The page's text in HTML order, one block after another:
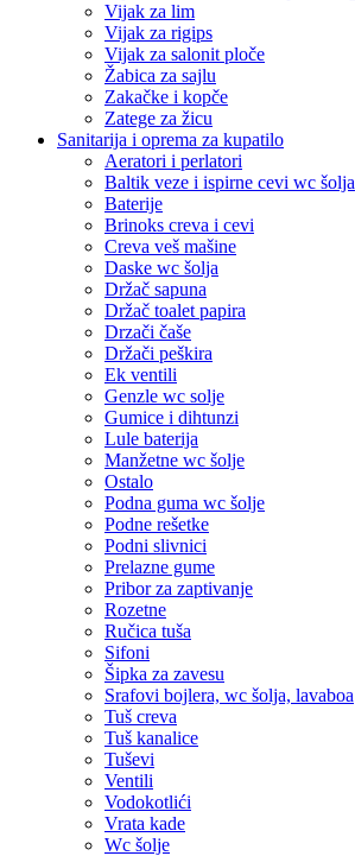
Vijak za lim
Vijak za rigips
Vijak za salonit ploče
Žabica za sajlu
Zakačke i kopče
Zatege za žicu
Sanitarija i oprema za kupatilo
Aeratori i perlatori
Baltik veze i ispirne cevi wc šolja
Baterije
Brinoks creva i cevi
Creva veš mašine
Daske wc šolja
Držač sapuna
Držač toalet papira
Drzači čaše
Držači peškira
Ek ventili
Genzle wc solje
Gumice i dihtunzi
Lule baterija
Manžetne wc šolje
Ostalo
Podna guma wc šolje
Podne rešetke
Podni slivnici
Prelazne gume
Pribor za zaptivanje
Rozetne
Ručica tuša
Sifoni
Šipka za zavesu
Srafovi bojlera, wc šolja, lavaboa
Tuš creva
Tuš kanalice
Tuševi
Ventili
Vodokotlići
Vrata kade
Wc šolje